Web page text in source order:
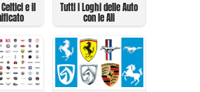
e il Tutti i Loghi delle Auto
con le Ali